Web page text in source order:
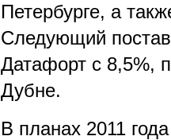
Петербурге, а
Следующий
Датафорт с 8,5%,
Дубне.
В планах 2011